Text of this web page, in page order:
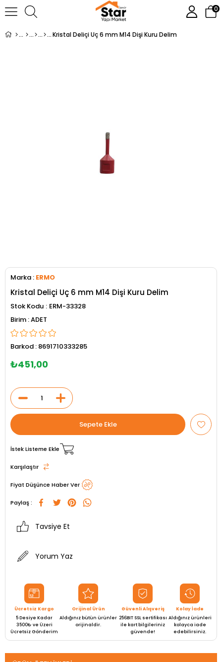
0
Kristal Deliçi Uç 6 mm M14 Dişi Kuru Delim
Marka : ERMO
Kristal Deliçi Uç 6 mm M14 Dişi Kuru Delim
Stok Kodu
ERM-33328
ADET
Barkod : 8691710333285
₺451,00
İstek Listeme Ekle
Karşılaştır
Fiyat Düşünce Haber Ver
Paylaş :
Tavsiye Et
Yorum Yaz
Ücretsiz Kargo
5 Desiye Kadar
3500₺ ve Üzeri
Ücretsiz Gönderim
Orijinal Ürün
Aldığınız bütün ürünler
orijinaldir.
Güvenli Alışveriş
256BIT SSL sertifikası
ile kart bilgileriniz
güvende!
Kolay İade
Aldığınız ürünleri
kolayca iade
edebilirsiniz.